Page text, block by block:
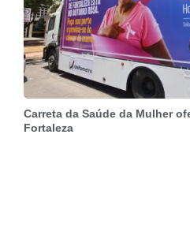
Carreta da Saúde da Mulher
Fortaleza